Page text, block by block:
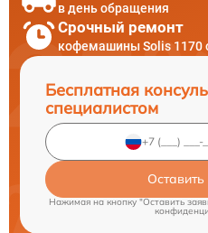
в день обращения
Срочный ремонт
кофемашины Solis 1170
Бесплатная
специалистом
Нажимая на кнопку "Оставить